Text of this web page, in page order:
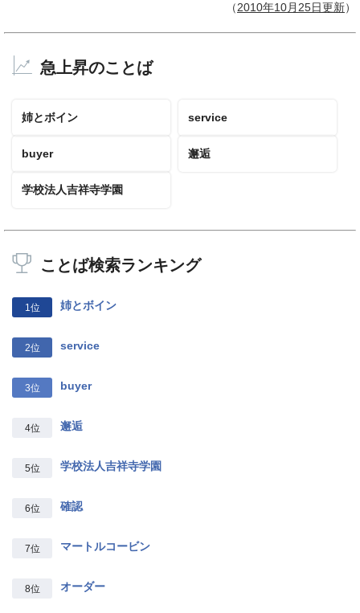
（2010年10月 25日更新）
急上昇のことば
姉とボイン service
buyer 邂逅
学校法人吉祥寺学園
ことば検索ランキング
1位 姉とボイン
2位 service
3位 buyer
4位 邂逅
5位 学校法人吉祥寺学園
6位 確認
7位 マートルコービン
8位 オーダー